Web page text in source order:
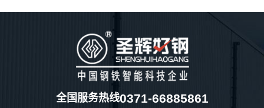
全国服务热线0371-66885861